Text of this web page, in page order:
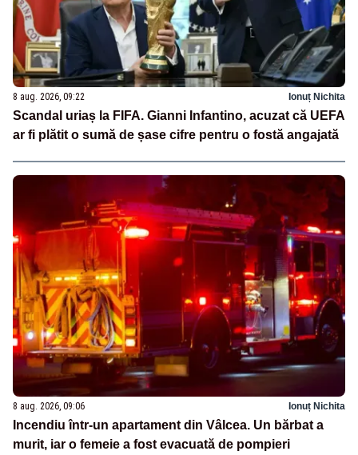
8 aug. 2026, 09:22 Ionuț Nichita
Scandal uriaș la FIFA. Gianni Infantino, acuzat că UEFA
ar fi plătit o sumă de șase cifre pentru o fostă angajată
8 aug. 2026, 09:06 Ionuț Nichita
Incendiu într-un apartament din Vâlcea. Un bărbat a
murit, iar o femeie a fost evacuată de pompieri